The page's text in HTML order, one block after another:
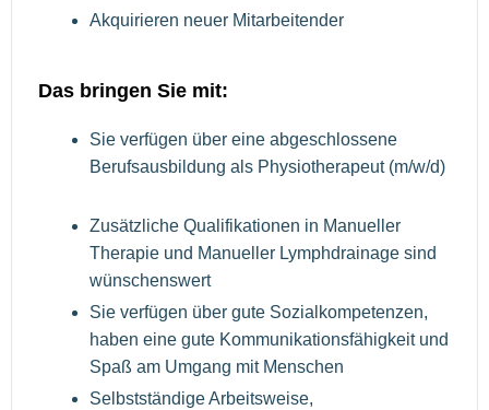
Akquirieren neuer Mitarbeitender
Das bringen Sie mit:
Sie verfügen über eine abgeschlossene
Berufsausbildung als Physiotherapeut (m/w/d)
Zusätzliche Qualifikationen in Manueller
Therapie und Manueller Lymphdrainage sind
wünschenswert
Sie verfügen über gute Sozialkompetenzen,
haben eine gute Kommunikationsfähigkeit und
Spaß am Umgang mit Menschen
Selbstständige Arbeitsweise,